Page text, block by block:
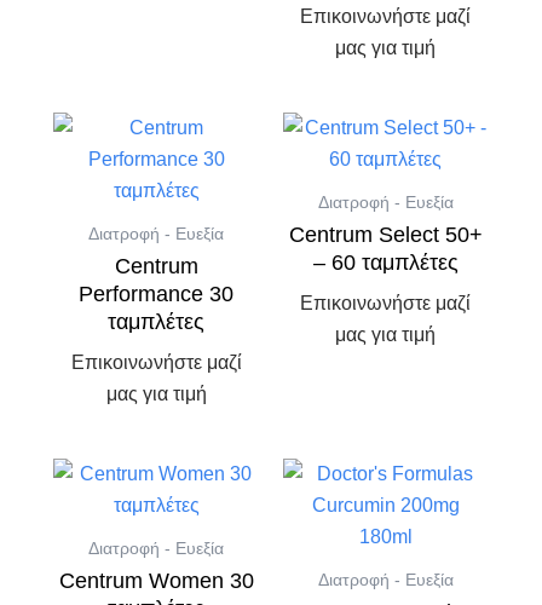
Επικοινωνήστε μαζί
μας για τιμή
Διατροφή - Ευεξία
Centrum
Performance 30
ταμπλέτες
Επικοινωνήστε μαζί
μας για τιμή
Διατροφή - Ευεξία
Centrum Select 50+
– 60 ταμπλέτες
Επικοινωνήστε μαζί
μας για τιμή
Διατροφή - Ευεξία
Centrum Women 30
Διατροφή - Ευεξία